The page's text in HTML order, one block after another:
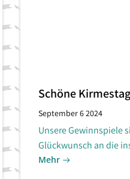
Schöne
September 6 2024
Unsere Gewinnspiele
Glückwunsch an die
Mehr